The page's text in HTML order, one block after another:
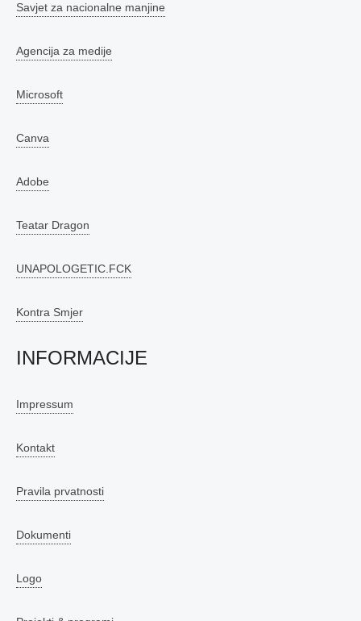
Savjet za nacionalne manjine
Agencija za medije
Microsoft
Canva
Adobe
Teatar Dragon
UNAPOLOGETIC.FCK
Kontra Smjer
INFORMACIJE
Impressum
Kontakt
Pravila prvatnosti
Dokumenti
Logo